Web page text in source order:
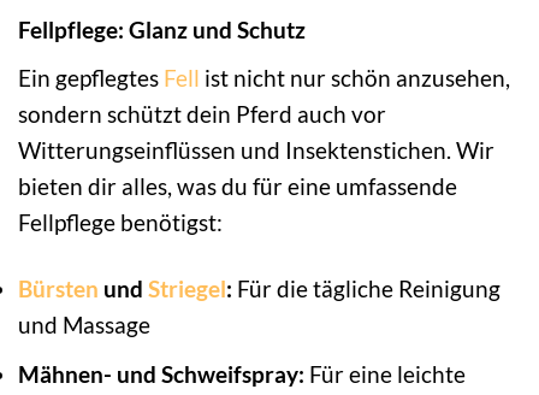
Fellpflege: Glanz und Schutz
Ein gepflegtes Fell ist nicht nur schön anzusehen,
sondern schützt dein Pferd auch vor
Witterungseinflüssen und Insektenstichen. Wir
bieten dir alles, was du für eine umfassende
Fellpflege benötigst:
Bürsten und Striegel: Für die tägliche Reinigung
und Massage
Mähnen- und Schweifspray: Für eine leichte